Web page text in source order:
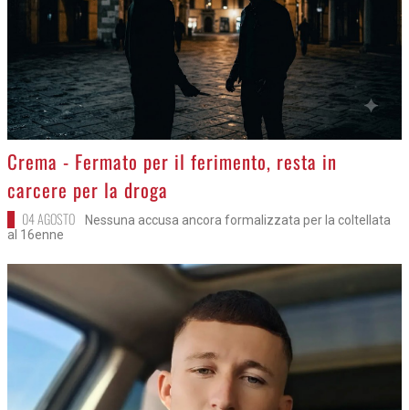
>
Crema - Fermato per il ferimento, resta in
carcere per la droga
04 AGOSTO
Nessuna accusa ancora formalizzata per la coltellata
al 16enne